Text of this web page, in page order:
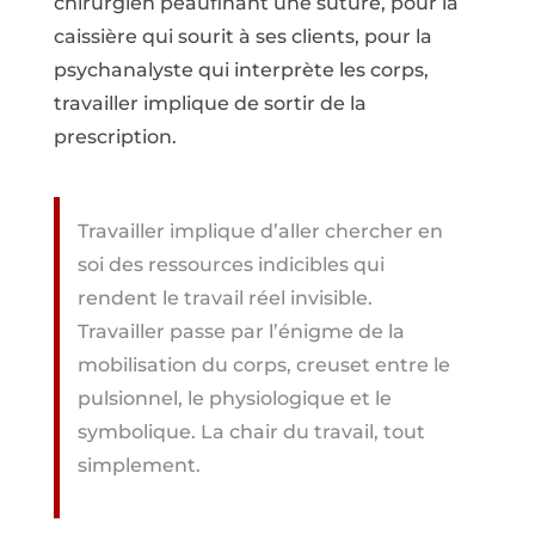
caissière qui sourit à ses clients, pour la
psychanalyste qui interprète les corps,
travailler implique de sortir de la
prescription.
Travailler implique d’aller chercher en
soi des ressources indicibles qui
rendent le travail réel invisible.
Travailler passe par l’énigme de la
mobilisation du corps, creuset entre le
pulsionnel, le physiologique et le
symbolique. La chair du travail, tout
simplement.